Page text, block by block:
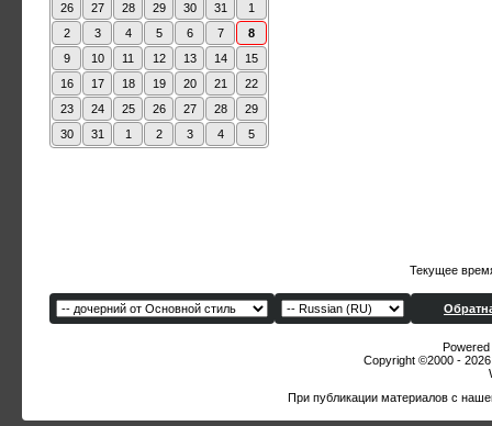
26
27 28 29 30 31
1
2
3 4 5 6 7
8
9
10 11 12 13 14
15
16
17 18 19 20 21
22
23
24 25 26 27 28
29
30
31 1 2 3 4 5
Текущее
Copyright ©2000 -
При публикации материалов с